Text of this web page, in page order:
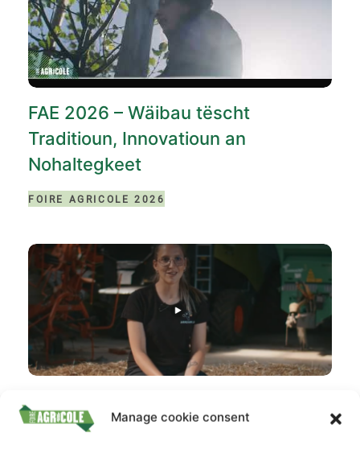
Manage cookie consent
FAE 2026 – Wäibau tëscht
Traditioun, Innovatioun an
Nohaltegkeet
FOIRE AGRICOLE 2026
Landwirtschaft | Women in Farming